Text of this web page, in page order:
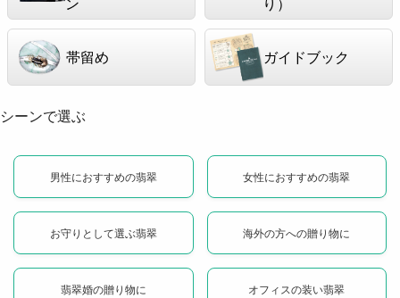
帯留め ガイドブック
シーンで選ぶ
男性におすすめの翡翠 女性におすすめの翡翠
お守りとして選ぶ翡翠 海外の方への贈り物に
翡翠婚の贈り物に オフィスの装い翡翠